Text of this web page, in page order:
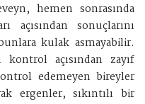
hemen sonrasında
açısından sonuçlarını
kulak asmayabilir.
açısından zayıf
edemeyen bireyler
ergenler, sıkıntılı bir